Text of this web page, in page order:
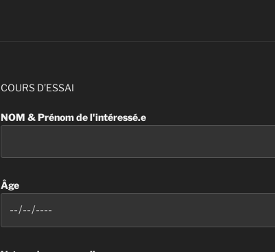
COURS D’ESSAI
NOM & Prénom de l'intéressé.e
Âge